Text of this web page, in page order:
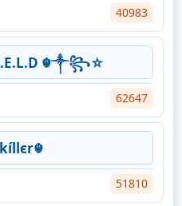
40983
☬༒꧂☆
62647
51810